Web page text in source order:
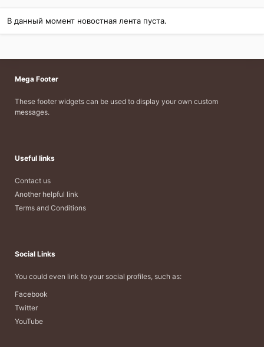
В данный момент новостная лента пуста.
Mega Footer
These footer widgets can be used to display your own custom
messages.
Useful links
Contact us
Another helpful link
Terms and Conditions
Social Links
You could even link to your social profiles, such as:
Facebook
Twitter
YouTube